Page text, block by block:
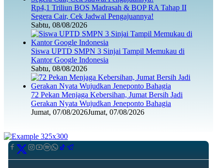
Rp4,1 Triliun BOS Madrasah & BOP RA Tahap II
Segera Cair, Cek Jadwal Pengajuannya!
Sabtu, 08/08/2026
Siswa UPTD SMPN 3 Sinjai Tampil Memukau di
Kantor Google Indonesia
Sabtu, 08/08/2026
72 Pekan Menjaga Kebersihan, Jumat Bersih Jadi
Gerakan Nyata Wujudkan Jeneponto Bahagia
Jumat, 07/08/2026Jumat, 07/08/2026